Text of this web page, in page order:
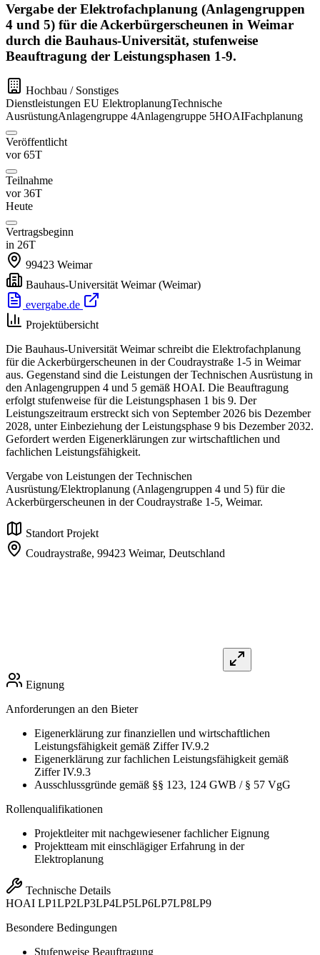
Vergabe der Elektrofachplanung (Anlagengruppen
4 und 5) für die Ackerbürgerscheunen in Weimar
durch die Bauhaus-Universität, stufenweise
Beauftragung der Leistungsphasen 1-9.
Hochbau / Sonstiges
Dienstleistungen EU ElektroplanungTechnische
AusrüstungAnlagengruppe 4Anlagengruppe 5HOAIFachplanung
Veröffentlicht
vor 65T
Teilnahme
vor 36T
Heute
Vertragsbeginn
in 26T
99423 Weimar
Bauhaus-Universität Weimar (Weimar)
evergabe.de
Projektübersicht
Die Bauhaus-Universität Weimar schreibt die Elektrofachplanung
für die Ackerbürgerscheunen in der Coudraystraße 1-5 in Weimar
aus. Gegenstand sind die Leistungen der Technischen Ausrüstung in
den Anlagengruppen 4 und 5 gemäß HOAI. Die Beauftragung
erfolgt stufenweise für die Leistungsphasen 1 bis 9. Der
Leistungszeitraum erstreckt sich von September 2026 bis Dezember
2028, unter Einbeziehung der Leistungsphase 9 bis Dezember 2032.
Gefordert werden Eigenerklärungen zur wirtschaftlichen und
fachlichen Leistungsfähigkeit.
Vergabe von Leistungen der Technischen
Ausrüstung/Elektroplanung (Anlagengruppen 4 und 5) für die
Ackerbürgerscheunen in der Coudraystraße 1-5, Weimar.
Standort Projekt
Coudraystraße, 99423 Weimar, Deutschland
Eignung
Anforderungen an den Bieter
Eigenerklärung zur finanziellen und wirtschaftlichen
Leistungsfähigkeit gemäß Ziffer IV.9.2
Eigenerklärung zur fachlichen Leistungsfähigkeit gemäß
Ziffer IV.9.3
Ausschlussgründe gemäß §§ 123, 124 GWB / § 57 VgG
Rollenqualifikationen
Projektleiter mit nachgewiesener fachlicher Eignung
Projektteam mit einschlägiger Erfahrung in der
Elektroplanung
Technische Details
HOAI LP1LP2LP3LP4LP5LP6LP7LP8LP9
Besondere Bedingungen
Stufenweise Beauftragung